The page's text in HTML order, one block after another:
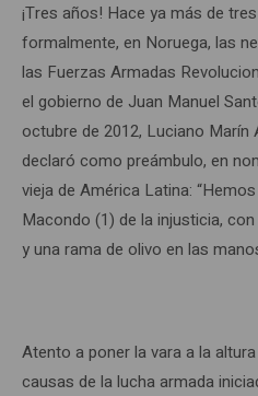
¡Tres años! Hace ya más de
formalmente, en Noruega, las
las Fuerzas Armadas
el gobierno de Juan Manuel
octubre de 2012, Luciano Marín
declaró como preámbulo, en
vieja de América Latina:
Macondo (1) de la injusticia,
y una rama de olivo en las
Atento a poner la vara a la
causas de la lucha armada